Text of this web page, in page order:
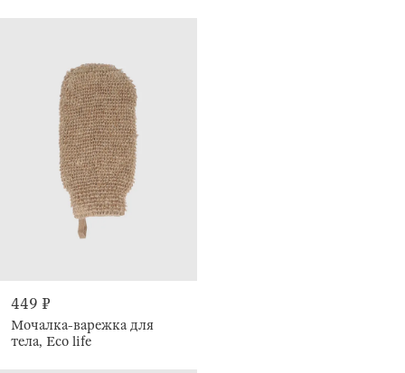
449 ₽
Мочалка-варежка для
тела, Eco life